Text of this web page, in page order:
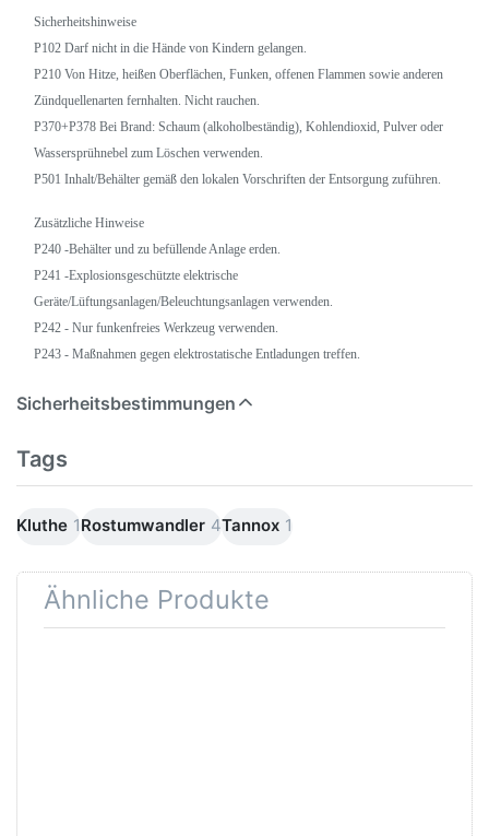
Sicherheitshinweise
P102 Darf nicht in die Hände von Kindern gelangen.
P210 Von Hitze, heißen Oberflächen, Funken, offenen Flammen sowie anderen
Zündquellenarten fernhalten. Nicht rauchen.
P370+P378 Bei Brand: Schaum (alkoholbeständig), Kohlendioxid, Pulver oder
Wassersprühnebel zum Löschen verwenden.
P501 Inhalt/Behälter gemäß den lokalen Vorschriften der Entsorgung zuführen.
Zusätzliche Hinweise
P240 -Behälter und zu befüllende Anlage erden.
P241 -Explosionsgeschützte elektrische
Geräte/Lüftungsanlagen/Beleuchtungsanlagen verwenden.
P242 - Nur funkenfreies Werkzeug verwenden.
P243 - Maßnahmen gegen elektrostatische Entladungen treffen.
Sicherheitsbestimmungen
Tags
Kluthe 1Rostumwandler 4Tannox 1
Ähnliche Produkte